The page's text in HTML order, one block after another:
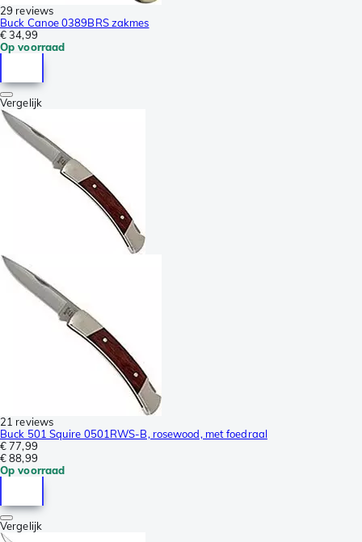
29 reviews
Buck Canoe 0389BRS zakmes
€ 34,99
Op voorraad
Vergelijk
21 reviews
Buck 501 Squire 0501RWS-B, rosewood, met foedraal
€ 77,99
€ 88,99
Op voorraad
Vergelijk